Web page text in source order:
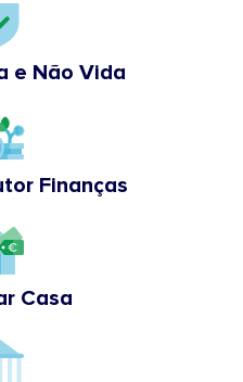
e Não Vida
Finanças
Casa